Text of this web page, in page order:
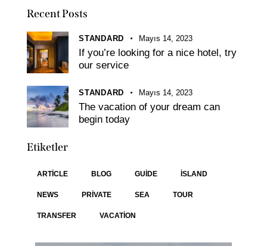
Recent Posts
STANDARD Mayıs 14, 2023
If you’re looking for a nice hotel, try
our service
STANDARD Mayıs 14, 2023
The vacation of your dream can
begin today
Etiketler
ARTICLE BLOG GUIDE ISLAND
NEWS PRIVATE SEA TOUR
TRANSFER VACATION